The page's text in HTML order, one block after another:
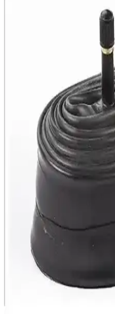
Peak Bisiklet Sehpa Yan
İncelemesi ve Kullanıcı
Peak markasının alüminyum
tasarımıyla farklı jant ölçülerine
dayanıklı yapısını beğeniyor,
Epic Fonte 004 Hidrolik
Balata Padleri Farklı
Epic Fonte 004, yüksek
mekanik fren balata padleri, çeşitli
ve güçlü frenleme sağlar.
Impact Epic Impact Tail
bisikletler için dayanıklı
Impact markasının Epic Impact
tekerlekler için dayanıklı, hafif ve
bisiklet korumasını sağlar.
HSGL Geniş Yaylı Soft
Dayanıklılık Sunan
HSGL geniş yaylı soft bisiklet
sağlar, kolay montaj ve ergonomik